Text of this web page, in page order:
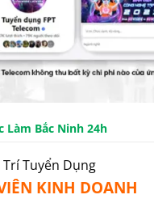
Làm Bắc Ninh 24h
Trí Tuyển Dụng
KINH DOANH